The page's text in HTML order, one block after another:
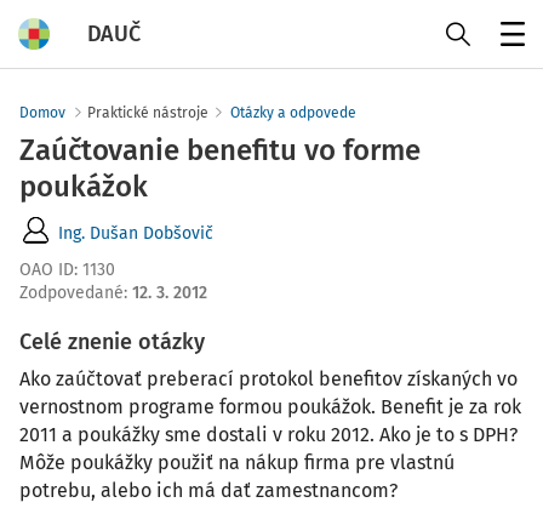
DAUČ
Domov Praktické nástroje Otázky a odpovede
Zaúčtovanie benefitu vo forme
poukážok
Ing. Dušan Dobšovič
OAO ID: 1130
Zodpovedané: 12. 3. 2012
Celé znenie otázky
Ako zaúčtovať preberací protokol benefitov získaných vo
vernostnom programe formou poukážok. Benefit je za rok
2011 a poukážky sme dostali v roku 2012. Ako je to s DPH?
Môže poukážky použiť na nákup firma pre vlastnú
potrebu, alebo ich má dať zamestnancom?